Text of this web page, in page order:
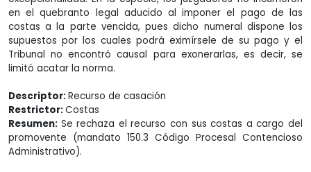
en el quebranto legal aducido al imponer el pago de las
costas a la parte vencida, pues dicho numeral dispone los
supuestos por los cuales podrá eximírsele de su pago y el
Tribunal no encontró causal para exonerarlas, es decir, se
limitó acatar la norma.
Descriptor:Recurso de casación
Restrictor:Costas
Resumen: Se rechaza el recurso con sus costas a cargo del
promovente (mandato 150.3 Código Procesal Contencioso
Administrativo).